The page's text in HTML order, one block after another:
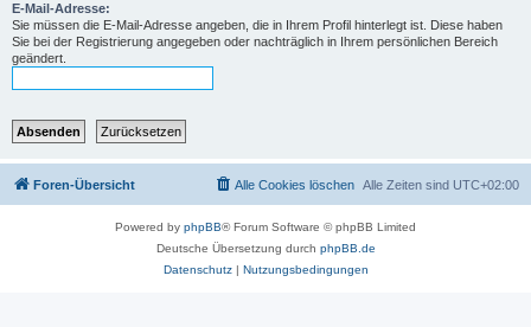
E-Mail-Adresse:
Sie müssen die E-Mail-Adresse angeben, die in Ihrem Profil hinterlegt ist. Diese haben
Sie bei der Registrierung angegeben oder nachträglich in Ihrem persönlichen Bereich
geändert.
Foren-Übersicht Alle Zeiten sind UTC+02:00
Alle Cookies löschen
Powered by phpBB® Forum Software © phpBB Limited
Deutsche Übersetzung durch phpBB.de
Datenschutz| Nutzungsbedingungen